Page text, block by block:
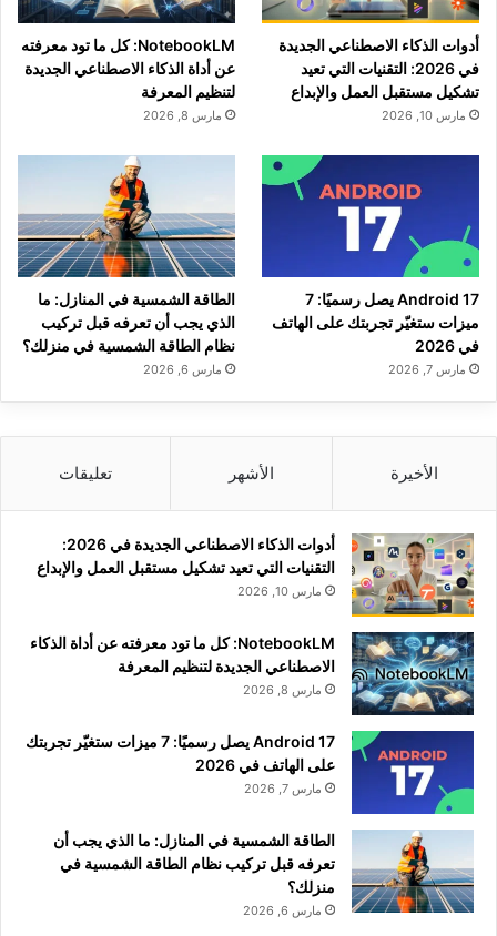
أدوات الذكاء الاصطناعي الجديدة
في 2026: التقنيات التي تعيد
تشكيل مستقبل العمل والإبداع
مارس 10, 2026
NotebookLM: كل ما تود معرفته
عن أداة الذكاء الاصطناعي الجديدة
لتنظيم المعرفة
مارس 8, 2026
Android 17 يصل رسميًا: 7
ميزات ستغيّر تجربتك على الهاتف
في 2026
مارس 7, 2026
الطاقة الشمسية في المنازل: ما
الذي يجب أن تعرفه قبل تركيب
نظام الطاقة الشمسية في منزلك؟
مارس 6, 2026
الأخيرة الأشهر تعليقات
أدوات الذكاء الاصطناعي الجديدة في 2026:
التقنيات التي تعيد تشكيل مستقبل العمل والإبداع
مارس 10, 2026
NotebookLM: كل ما تود معرفته عن أداة الذكاء
الاصطناعي الجديدة لتنظيم المعرفة
مارس 8, 2026
Android 17 يصل رسميًا: 7 ميزات ستغيّر تجربتك
على الهاتف في 2026
مارس 7, 2026
الطاقة الشمسية في المنازل: ما الذي يجب أن
تعرفه قبل تركيب نظام الطاقة الشمسية في
منزلك؟
مارس 6, 2026